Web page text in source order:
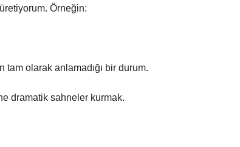
Örneğin:
olarak anlamadığı bir durum.
dramatik sahneler kurmak.